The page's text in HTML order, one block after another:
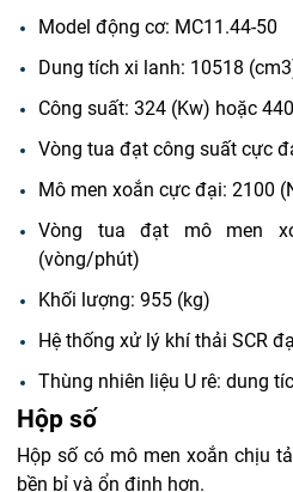
Model động cơ: MC11.44-50
Dung tích xi lanh: 10518
Công suất: 324 (Kw) hoặc
Vòng tua đạt công suất cực
Mô men xoắn cực đại: 2100
Vòng tua đạt mô men
(vòng/phút)
Khối lượng: 955 (kg)
Hệ thống xử lý khí thải SCR
Thùng nhiên liệu U rê: dung
Hộp số
Hộp số có mô men xoắn chịu
bền bỉ và ổn định hơn.